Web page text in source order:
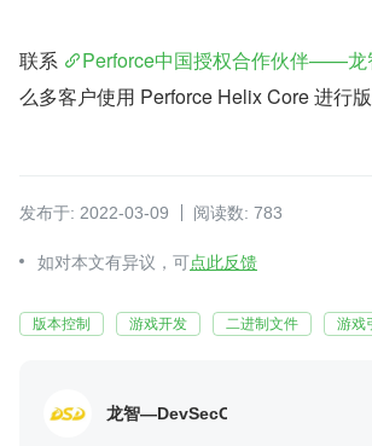
联系 Perforce中国授权合作伙伴——龙
么多客户使用 Perforce Helix Core 进行版
发布于: 2022-03-09 阅读数: 783
如对本文有异议，可点此反馈
版本控制 游戏开发 二进制文件 游戏